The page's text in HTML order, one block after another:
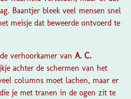
Baantjer bleek veel mensen snel
meisje dat beweerde ontvoerd te
verhoorkamer van A. C.
achter de schermen van het
columns moet lachen, maar er
je met tranen in de ogen zit te